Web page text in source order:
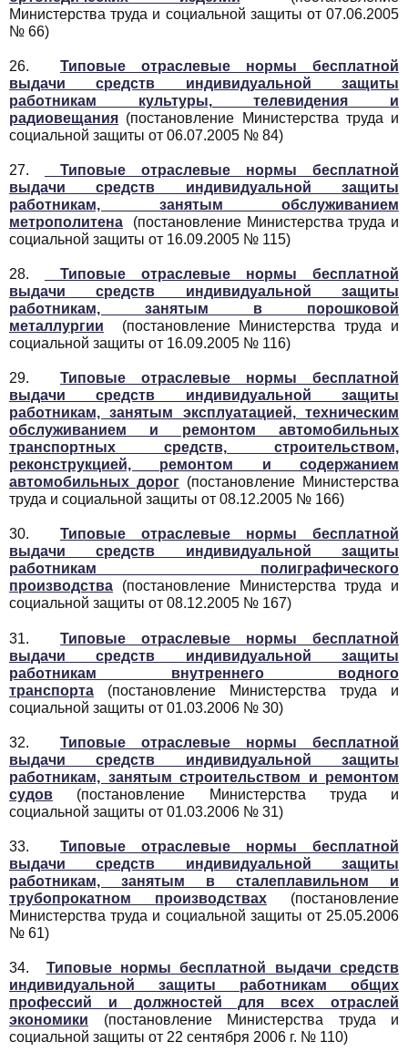
Министерства труда и социальной защиты от 07.06.2005
№ 66)
26. Типовые отраслевые нормы бесплатной
выдачи средств индивидуальной защиты
работникам культуры, телевидения и
радиовещания (постановление Министерства труда и
социальной защиты от 06.07.2005 № 84)
27.
Типовые отраслевые нормы бесплатной
выдачи средств индивидуальной защиты
работникам, занятым обслуживанием
метрополитена
(постановление Министерства труда и
социальной защиты от 16.09.2005 № 115)
28.
Типовые отраслевые нормы бесплатной
выдачи средств индивидуальной защиты
работникам, занятым в порошковой
металлургии
(постановление Министерства труда и
социальной защиты от 16.09.2005 № 116)
29. Типовые отраслевые нормы бесплатной
выдачи средств индивидуальной защиты
работникам, занятым эксплуатацией, техническим
обслуживанием и ремонтом автомобильных
транспортных средств, строительством,
реконструкцией, ремонтом и содержанием
автомобильных дорог (постановление Министерства
труда и социальной защиты от 08.12.2005 № 166)
30. Типовые отраслевые нормы бесплатной
выдачи средств индивидуальной защиты
работникам полиграфического
производства (постановление Министерства труда и
социальной защиты от 08.12.2005 № 167)
31. Типовые отраслевые нормы бесплатной
выдачи средств индивидуальной защиты
работникам внутреннего водного
транспорта (постановление Министерства труда и
социальной защиты от 01.03.2006 № 30)
32. Типовые отраслевые нормы бесплатной
выдачи средств индивидуальной защиты
работникам, занятым строительством и ремонтом
судов (постановление Министерства труда и
социальной защиты от 01.03.2006 № 31)
33. Типовые отраслевые нормы бесплатной
выдачи средств индивидуальной защиты
работникам, занятым в сталеплавильном и
трубопрокатном производствах (постановление
Министерства труда и социальной защиты от 25.05.2006
№ 61)
34. Типовые нормы бесплатной выдачи средств
индивидуальной защиты работникам общих
профессий и должностей для всех отраслей
экономики (постановление Министерства труда и
социальной защиты от 22 сентября 2006 г. № 110)